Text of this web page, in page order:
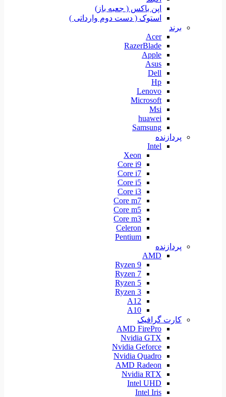
اپن باکس ( جعبه باز)
استوک ( دست دوم وارداتی )
برند
Acer
RazerBlade
Apple
Asus
Dell
Hp
Lenovo
Microsoft
Msi
huawei
Samsung
پردازنده
Intel
Xeon
Core i9
Core i7
Core i5
Core i3
Core m7
Core m5
Core m3
Celeron
Pentium
پردازنده
AMD
Ryzen 9
Ryzen 7
Ryzen 5
Ryzen 3
A12
A10
کارت گرافیک
AMD FirePro
Nvidia GTX
Nvidia Geforce
Nvidia Quadro
AMD Radeon
Nvidia RTX
Intel UHD
Intel Iris